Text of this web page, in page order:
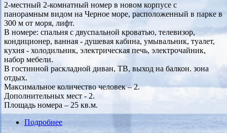
2-местный 2-комнатный номер в новом корпусе с
панорамным видом на Черное море, расположенный в парке в
300 м от моря, лифт.
В номере: спальня с двуспальной кроватью, телевизор,
кондиционер, ванная - душевая кабина, умывальник, туалет,
кухня - холодильник, электрическая печь, электрочайник,
набор мебели.
В гостинной раскладной диван, ТВ, выход на балкон. зона
отдых.
Максимальное количество человек – 2.
Дополнительных мест - 2.
Площадь номера – 25 кв.м.
Подробнее